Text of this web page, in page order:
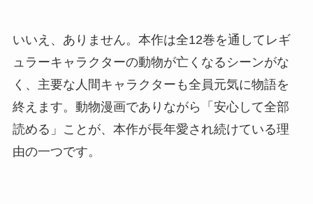
いいえ、ありません。本作は全12巻を通してレギ
ュラーキャラクターの動物が亡くなるシーンがな
く、主要な人間キャラクターも全員元気に物語を
終えます。動物漫画でありながら「安心して全部
読める」ことが、本作が長年愛され続けている理
由の一つです。